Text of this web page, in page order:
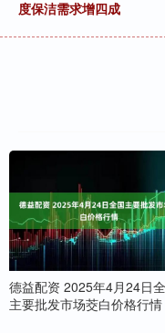
度保洁需求增四成
德益配资 2025年4月24日
主要批发市场茭白价格行情